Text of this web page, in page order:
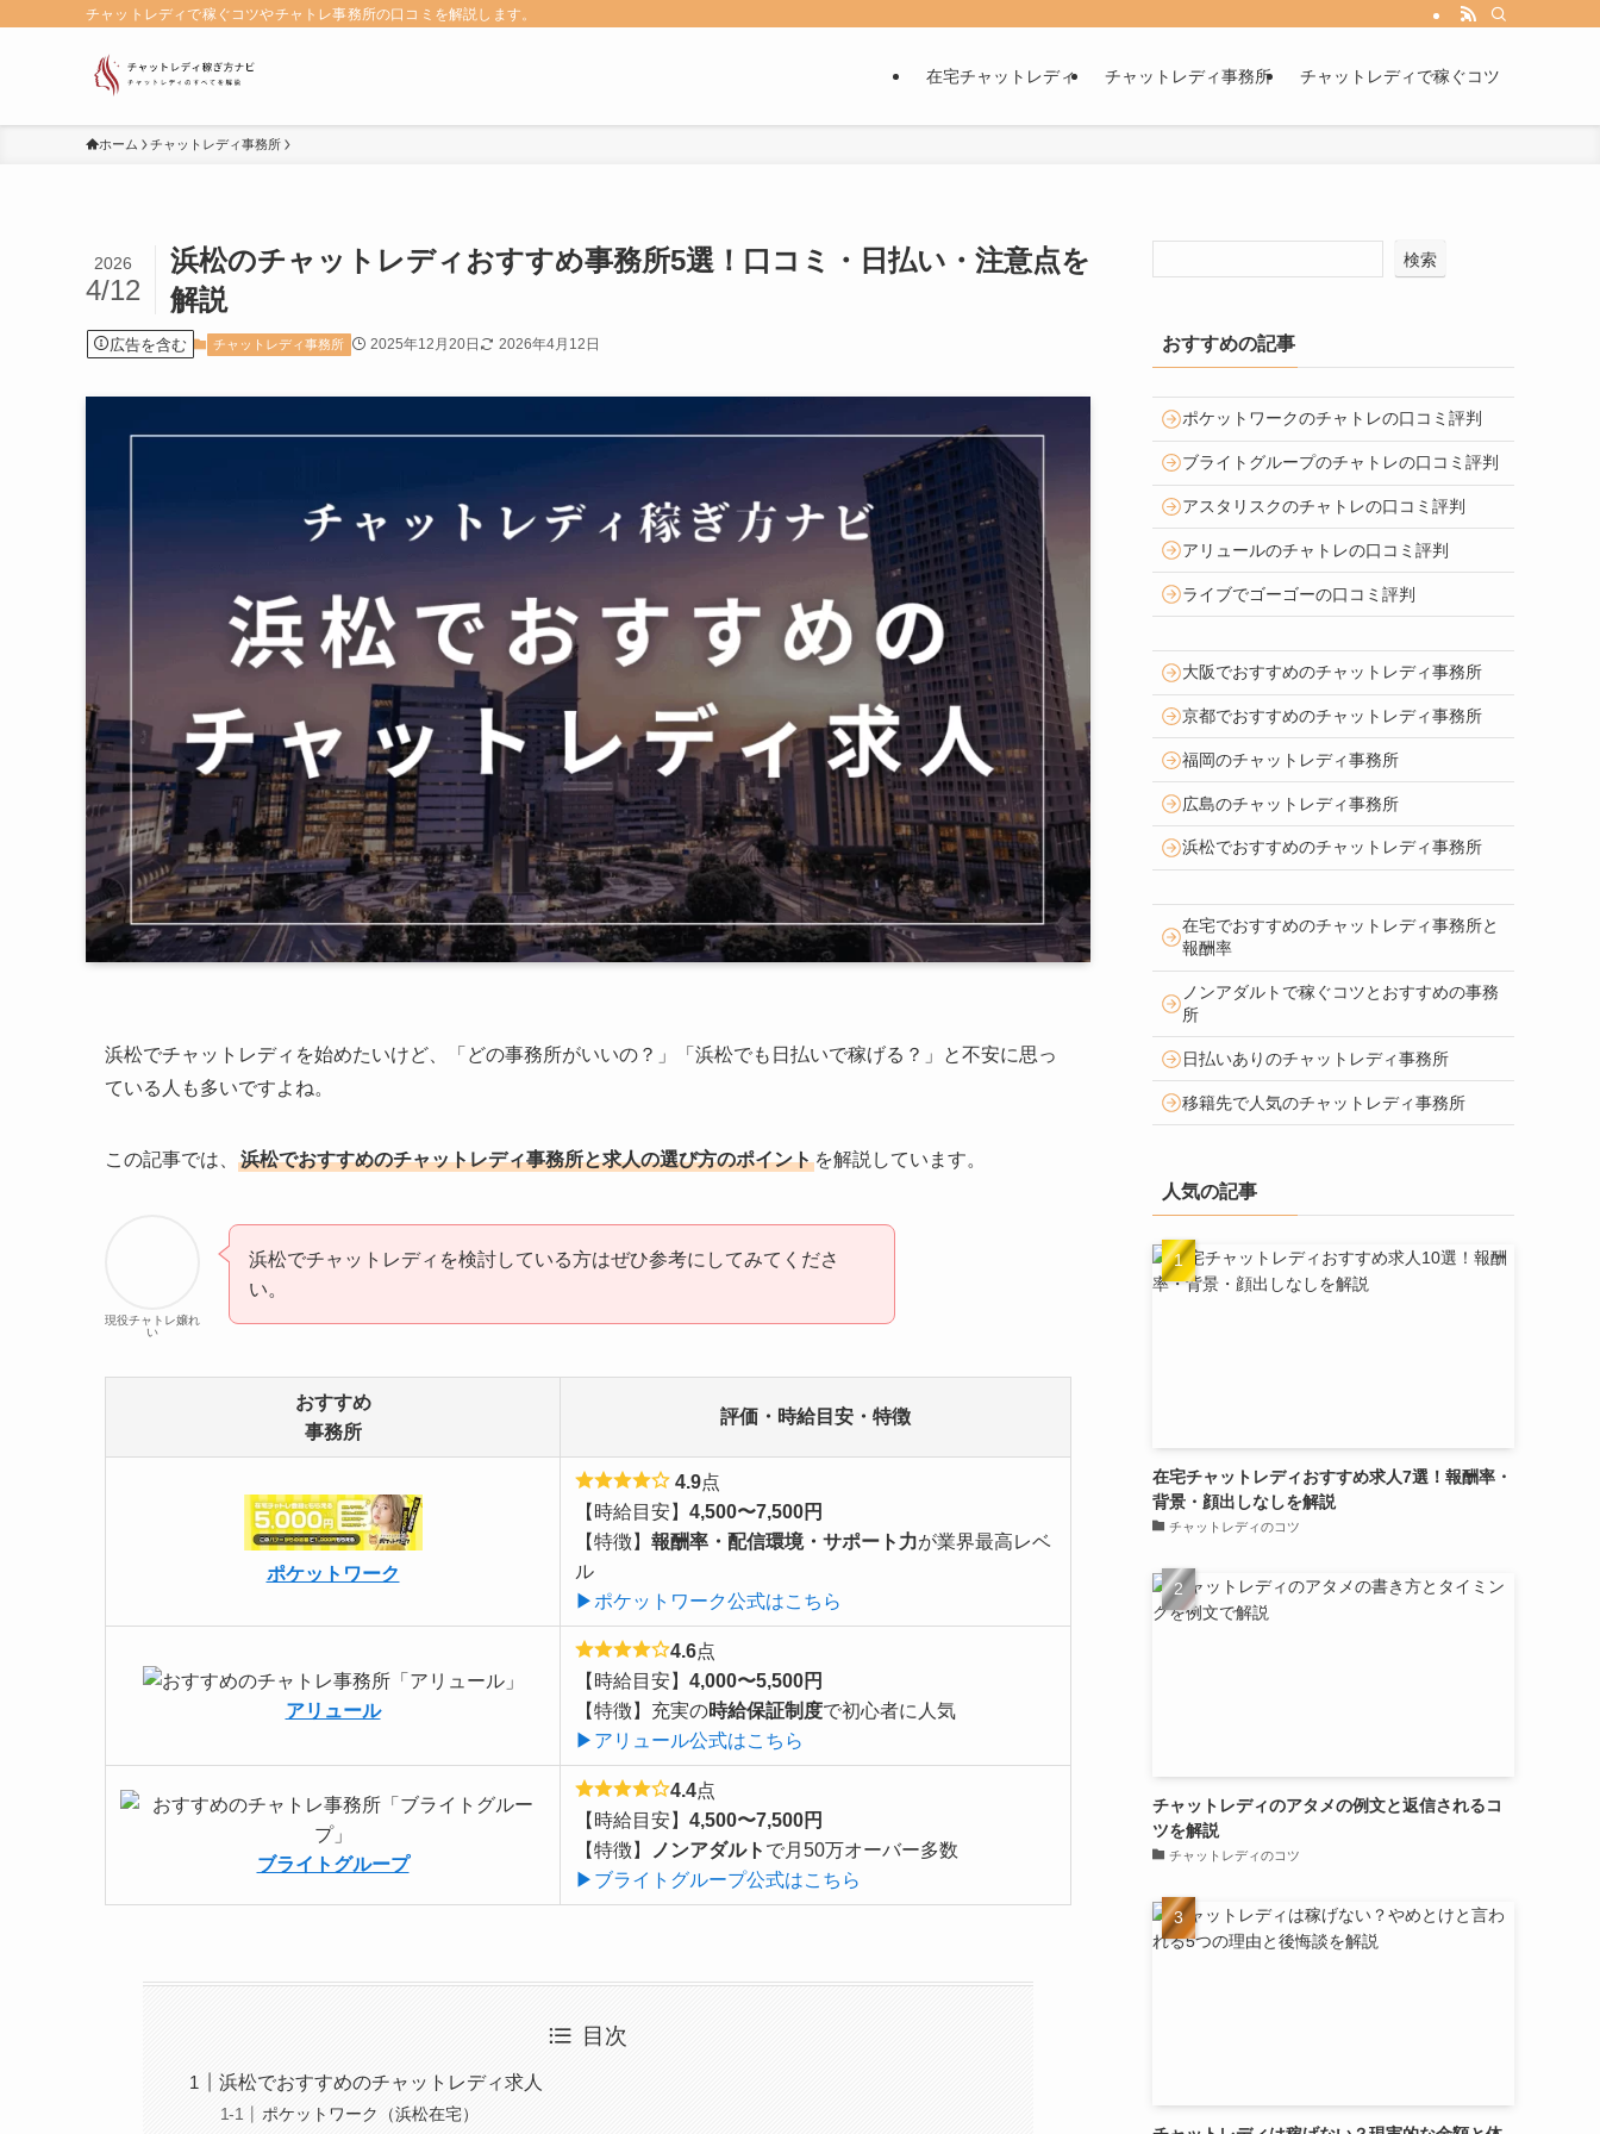
チャットレディで稼ぐコツやチャトレ事務所の口コミを解説します。
在宅チャットレディ チャットレディ事務所 チャットレディで稼ぐコツ
ホーム チャットレディ事務所
浜松のチャットレディおすすめ事務所5選！口コミ・日払い・注意点を
解説
2026
4/12
広告を含む チャットレディ事務所 2025年12月20日 2026年4月12日
浜松でチャットレディを始めたいけど、「どの事務所がいいの？」「浜松でも日払いで稼げる？」と不安に思っ
ている人も多いですよね。
この記事では、 浜松でおすすめのチャットレディ事務所と求人の選び方のポイント を解説しています。
現役チャトレ嬢れ
い
浜松でチャットレディを検討している方はぜひ参考にしてみてくださ
い。
おすすめ
事務所
評価・時給目安・特徴
ポケットワーク
4.9点
【時給目安】 4,500〜7,500円
【特徴】 報酬率・配信環境・サポート力が業界最高レベ
ル
▶ポケットワーク公式はこちら
アリュール
4.6点
【時給目安】 4,000〜5,500円
【特徴】充実の時給保証制度で初心者に人気
▶アリュール公式はこちら
ブライトグループ
4.4点
【時給目安】 4,500〜7,500円
【特徴】
ノンアダルト で月50万オーバー多数
▶ブライトグループ公式はこちら
目次
浜松でおすすめのチャットレディ求人
ポケットワーク（浜松在宅）
検索
おすすめの記事
ポケットワークのチャトレの口コミ評判
ブライトグループのチャトレの口コミ評判
アスタリスクのチャトレの口コミ評判
アリュールのチャトレの口コミ評判
ライブでゴーゴーの口コミ評判
大阪でおすすめのチャットレディ事務所
京都でおすすめのチャットレディ事務所
福岡のチャットレディ事務所
広島のチャットレディ事務所
浜松でおすすめのチャットレディ事務所
在宅でおすすめのチャットレディ事務所と
報酬率
ノンアダルトで稼ぐコツとおすすめの事務
所
日払いありのチャットレディ事務所
移籍先で人気のチャットレディ事務所
人気の記事
在宅チャットレディおすすめ求人7選！報酬率・
背景・顔出しなしを解説
チャットレディのコツ
チャットレディのアタメの例文と返信されるコ
ツを解説
チャットレディのコツ